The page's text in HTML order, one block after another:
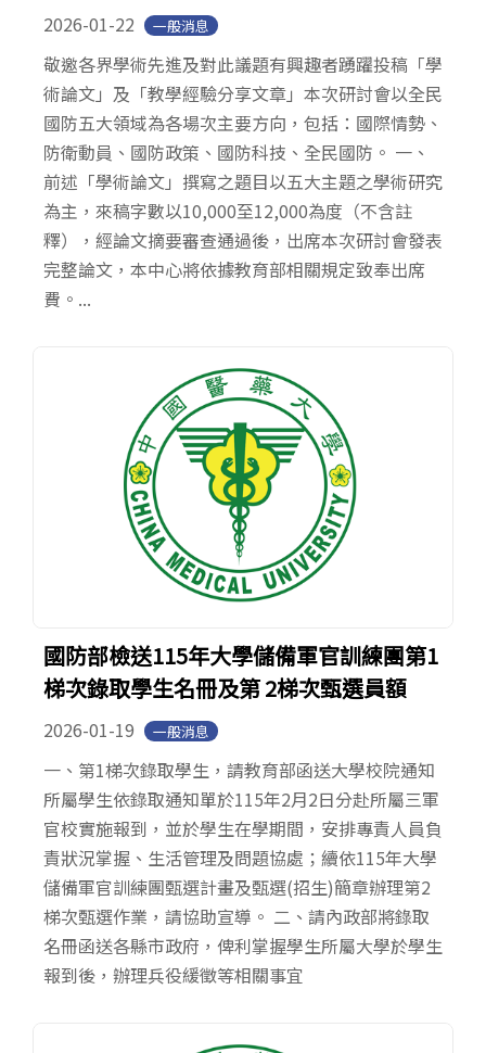
2026-01-22 一般消息
敬邀各界學術先進及對此議題有興趣者踴躍投稿「學
術論文」及「教學經驗分享文章」本次研討會以全民
國防五大領域為各場次主要方向，包括：國際情勢、
防衛動員、國防政策、國防科技、全民國防。 一、
前述「學術論文」撰寫之題目以五大主題之學術研究
為主，來稿字數以10,000至12,000為度（不含註
釋），經論文摘要審查通過後，出席本次研討會發表
完整論文，本中心將依據教育部相關規定致奉出席
費。...
國防部檢送115年大學儲備軍官訓練團第1
梯次錄取學生名冊及第 2梯次甄選員額
2026-01-19 一般消息
一、第1梯次錄取學生，請教育部函送大學校院通知
所屬學生依錄取通知單於115年2月2日分赴所屬三軍
官校實施報到，並於學生在學期間，安排專責人員負
責狀況掌握、生活管理及問題協處；續依115年大學
儲備軍官訓練團甄選計畫及甄選(招生)簡章辦理第2
梯次甄選作業，請協助宣導。 二、請內政部將錄取
名冊函送各縣市政府，俾利掌握學生所屬大學於學生
報到後，辦理兵役緩徵等相關事宜